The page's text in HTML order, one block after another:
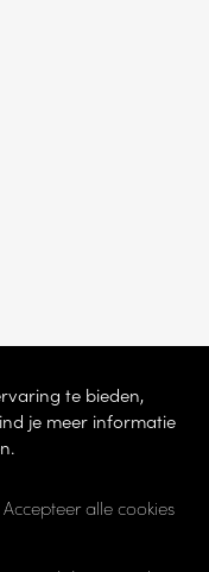
BE 0865 787 950 –
te bieden,
je meer informatie
Accepteer alle cookies